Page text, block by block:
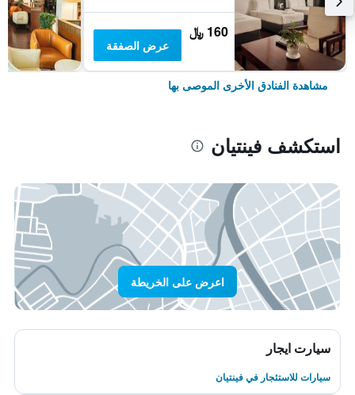
160 ﷼
عرض الصفقة
مشاهدة الفنادق الأخرى الموصى بها
استكشف فينتيان
اعرض على الخريطة
سيارت ايجار
سيارات للاستئجار في فينتيان